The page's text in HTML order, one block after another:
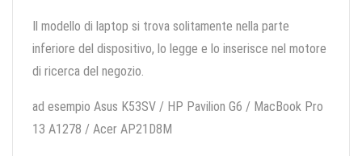
Il modello di laptop si trova solitamente nella parte
inferiore del dispositivo, lo legge e lo inserisce nel motore
di ricerca del negozio.
ad esempio Asus K53SV / HP Pavilion G6 / MacBook Pro
13 A1278 / Acer AP21D8M